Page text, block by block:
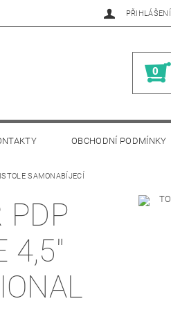
PŘIHLÁŠENÍ
0
OBCHODNÍ PODMÍNKY
SAMONABÍJECÍ
PDP
4,5"